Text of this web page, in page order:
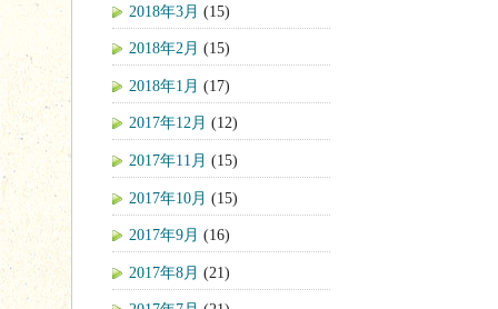
2018年3月 (15)
2018年2月 (15)
2018年1月 (17)
2017年12月 (12)
2017年11月 (15)
2017年10月 (15)
2017年9月 (16)
2017年8月 (21)